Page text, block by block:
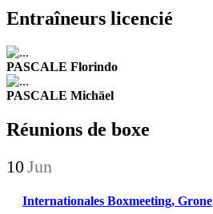
Entraîneurs licencié
PASCALE Florindo
PASCALE Michäel
Réunions de boxe
10Jun
Internationales Boxmeeting, Grone